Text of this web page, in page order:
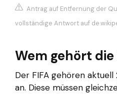
Antrag auf Entfernung der
vollständige Antwort auf
Wem gehört die
Der FIFA gehören aktuell
an. Diese müssen